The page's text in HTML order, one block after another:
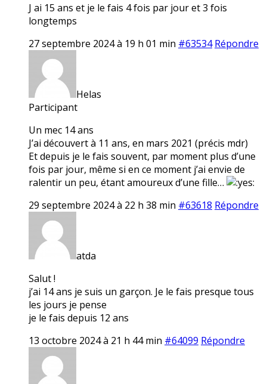
J ai 15 ans et je le fais 4 fois par jour et 3 fois
longtemps
27 septembre 2024 à 19 h 01 min #63534 Répondre
Helas
Participant
Un mec 14 ans
J’ai découvert à 11 ans, en mars 2021 (précis mdr)
Et depuis je le fais souvent, par moment plus d’une
fois par jour, même si en ce moment j’ai envie de
ralentir un peu, étant amoureux d’une fille…
29 septembre 2024 à 22 h 38 min #63618 Répondre
atda
Salut !
j’ai 14 ans je suis un garçon. Je le fais presque tous
les jours je pense
je le fais depuis 12 ans
13 octobre 2024 à 21 h 44 min #64099 Répondre